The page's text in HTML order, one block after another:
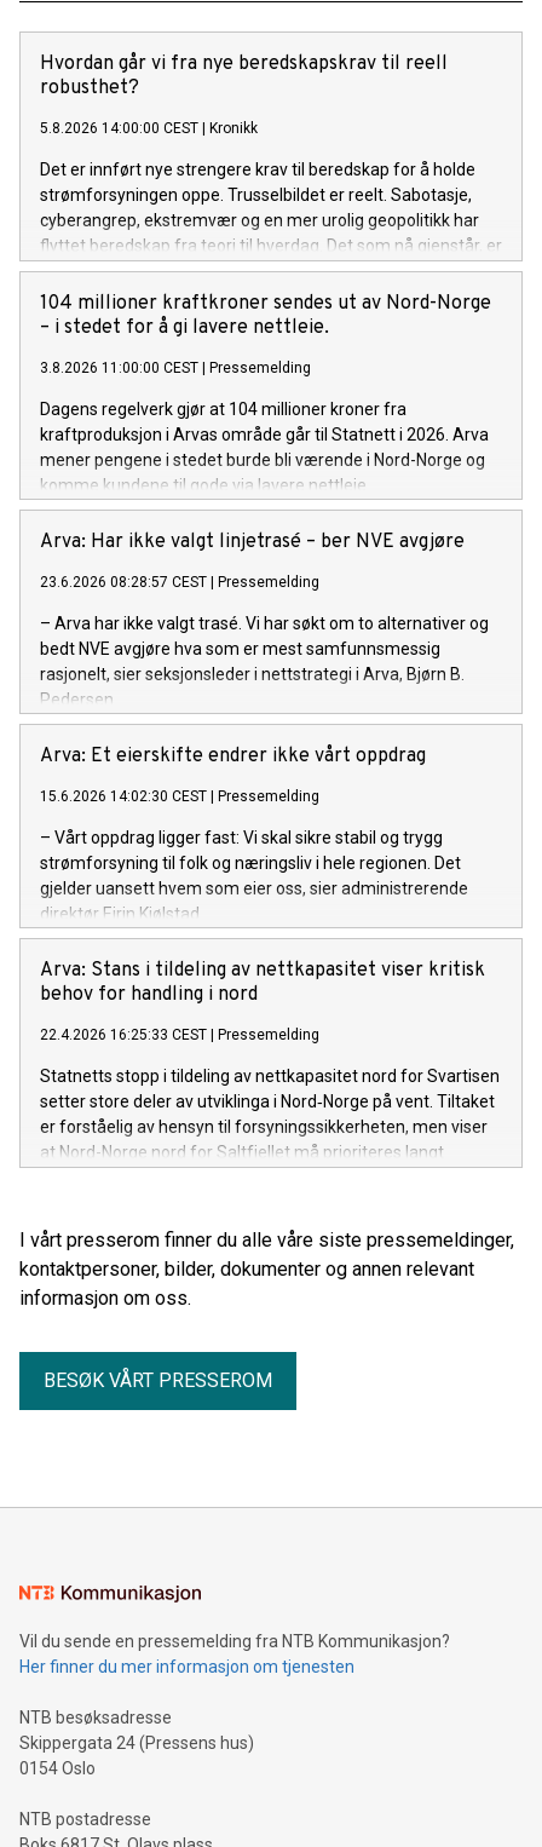
Hvordan går vi fra nye beredskapskrav til reell
robusthet?
5.8.2026 14:00:00 CEST | Kronikk
Det er innført nye strengere krav til beredskap for å holde
strømforsyningen oppe. Trusselbildet er reelt. Sabotasje,
cyberangrep, ekstremvær og en mer urolig geopolitikk har
flyttet beredskap fra teori til hverdag. Det som nå gjenstår, er
det vanskeligste. Nå må vi gå fra krav til reell robusthet.
104 millioner kraftkroner sendes ut av Nord-Norge
– i stedet for å gi lavere nettleie.
3.8.2026 11:00:00 CEST | Pressemelding
Dagens regelverk gjør at 104 millioner kroner fra
kraftproduksjon i Arvas område går til Statnett i 2026. Arva
mener pengene i stedet burde bli værende i Nord-Norge og
komme kundene til gode via lavere nettleie.
Arva: Har ikke valgt linjetrasé – ber NVE avgjøre
23.6.2026 08:28:57 CEST | Pressemelding
– Arva har ikke valgt trasé. Vi har søkt om to alternativer og
bedt NVE avgjøre hva som er mest samfunnsmessig
rasjonelt, sier seksjonsleder i nettstrategi i Arva, Bjørn B.
Pedersen.
Arva: Et eierskifte endrer ikke vårt oppdrag
15.6.2026 14:02:30 CEST | Pressemelding
– Vårt oppdrag ligger fast: Vi skal sikre stabil og trygg
strømforsyning til folk og næringsliv i hele regionen. Det
gjelder uansett hvem som eier oss, sier administrerende
direktør Eirin Kjølstad.
Arva: Stans i tildeling av nettkapasitet viser kritisk
behov for handling i nord
22.4.2026 16:25:33 CEST | Pressemelding
Statnetts stopp i tildeling av nettkapasitet nord for Svartisen
setter store deler av utviklinga i Nord‑Norge på vent. Tiltaket
er forståelig av hensyn til forsyningssikkerheten, men viser
at Nord-Norge nord for Saltfjellet må prioriteres langt
I vårt presserom finner du alle våre siste pressemeldinger,
kontaktpersoner, bilder, dokumenter og annen relevant
informasjon om oss.
BESØK VÅRT PRESSEROM
Vil du sende en pressemelding fra NTB Kommunikasjon?
Her finner du mer informasjon om tjenesten
NTB besøksadresse
Skippergata 24 (Pressens hus)
0154 Oslo
NTB postadresse